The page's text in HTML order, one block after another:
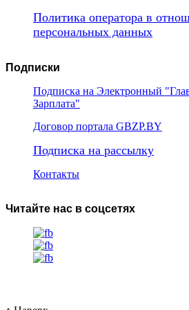
Политика оператора в
персональных данных
Подписки
Подписка на Электронный
Зарплата"
Договор портала GBZP.BY
Подписка на рассылку
Контакты
Читайте нас в соцсетях